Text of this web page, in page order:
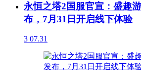
永恒之塔2国服官宣：盛趣
布，7月31日开启线下体验
3 07.31